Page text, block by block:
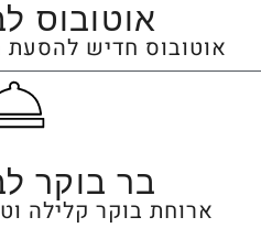
אוטובוס
אוטובוס חדיש להסעת
בר בוקר
ארוחת בוקר קלילה